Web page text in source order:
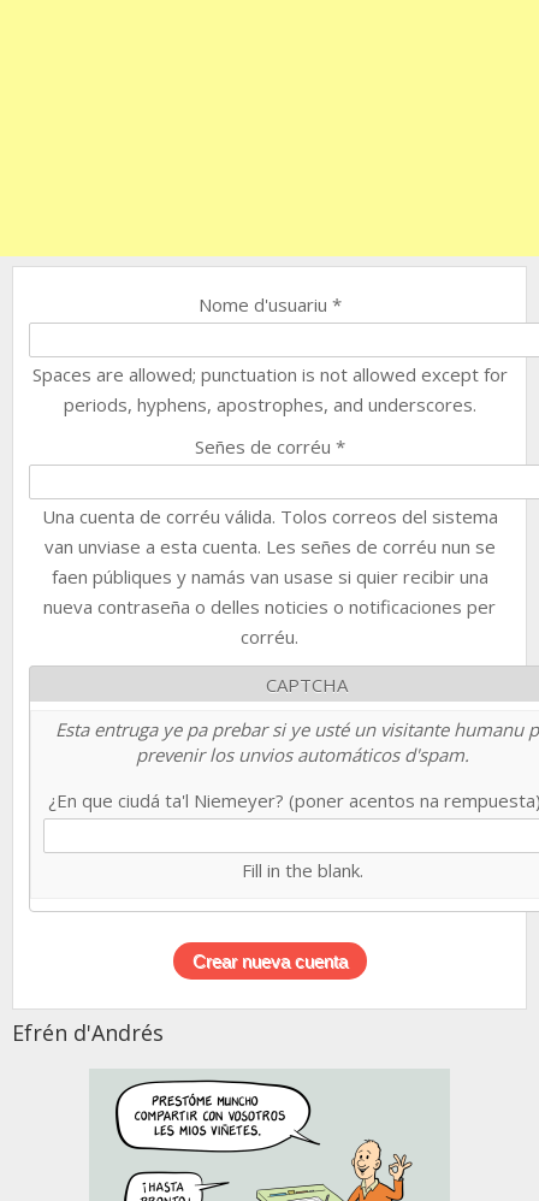
Nome d'usuariu *
Spaces are allowed; punctuation is not allowed except for
periods, hyphens, apostrophes, and underscores.
Señes de corréu *
Una cuenta de corréu válida. Tolos correos del sistema
van unviase a esta cuenta. Les señes de corréu nun se
faen públiques y namás van usase si quier recibir una
nueva contraseña o delles noticies o notificaciones per
corréu.
CAPTCHA
Esta entruga ye pa prebar si ye usté un visitante humanu
prevenir los unvios automáticos d'spam.
¿En que ciudá ta'l Niemeyer? (poner acentos na
Fill in the blank.
Efrén d'Andrés